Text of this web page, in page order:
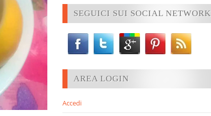
SEGUICI SUI SOCIAL NETWORK
AREA LOGIN
Accedi